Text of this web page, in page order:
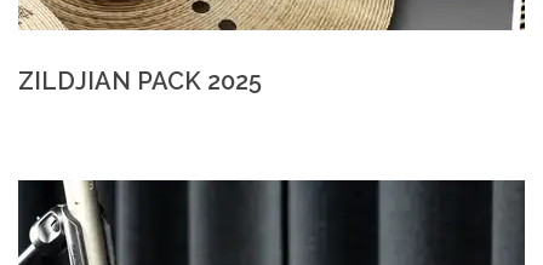
ZILDJIAN PACK 2025